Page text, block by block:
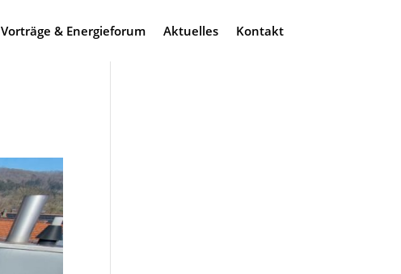
Vorträge & Energieforum Aktuelles Kontakt